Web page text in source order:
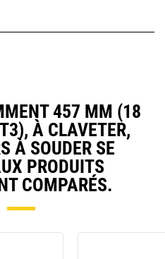
457 MM (18
À CLAVETER,
À SOUDER SE
PRODUITS
COMPARÉS.